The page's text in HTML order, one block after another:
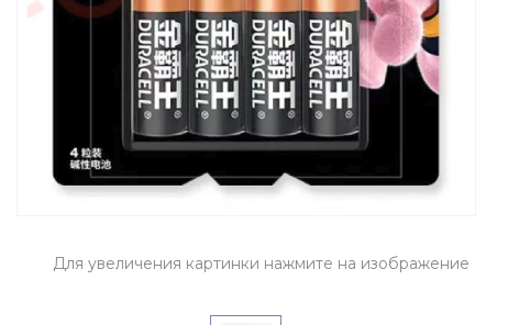
Для увеличения картинки нажмите на изображение